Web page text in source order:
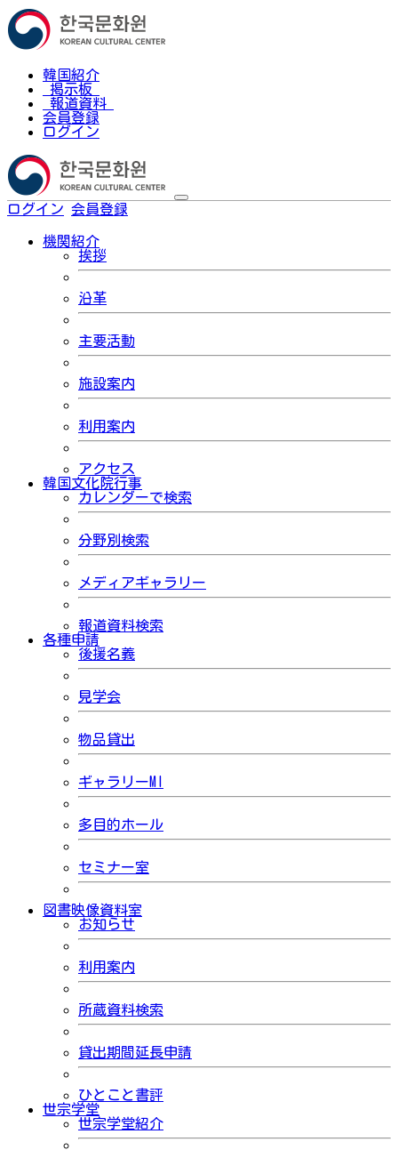
韓国紹介
掲示板
報道資料
会員登録
ログイン
ログイン 会員登録
機関紹介
挨拶
沿革
主要活動
施設案内
利用案内
アクセス
韓国文化院行事
カレンダーで検索
分野別検索
メディアギャラリー
報道資料検索
各種申請
後援名義
見学会
物品貸出
ギャラリーMI
多目的ホール
セミナー室
図書映像資料室
お知らせ
利用案内
所蔵資料検索
貸出期間延長申請
ひとこと書評
世宗学堂
世宗学堂紹介